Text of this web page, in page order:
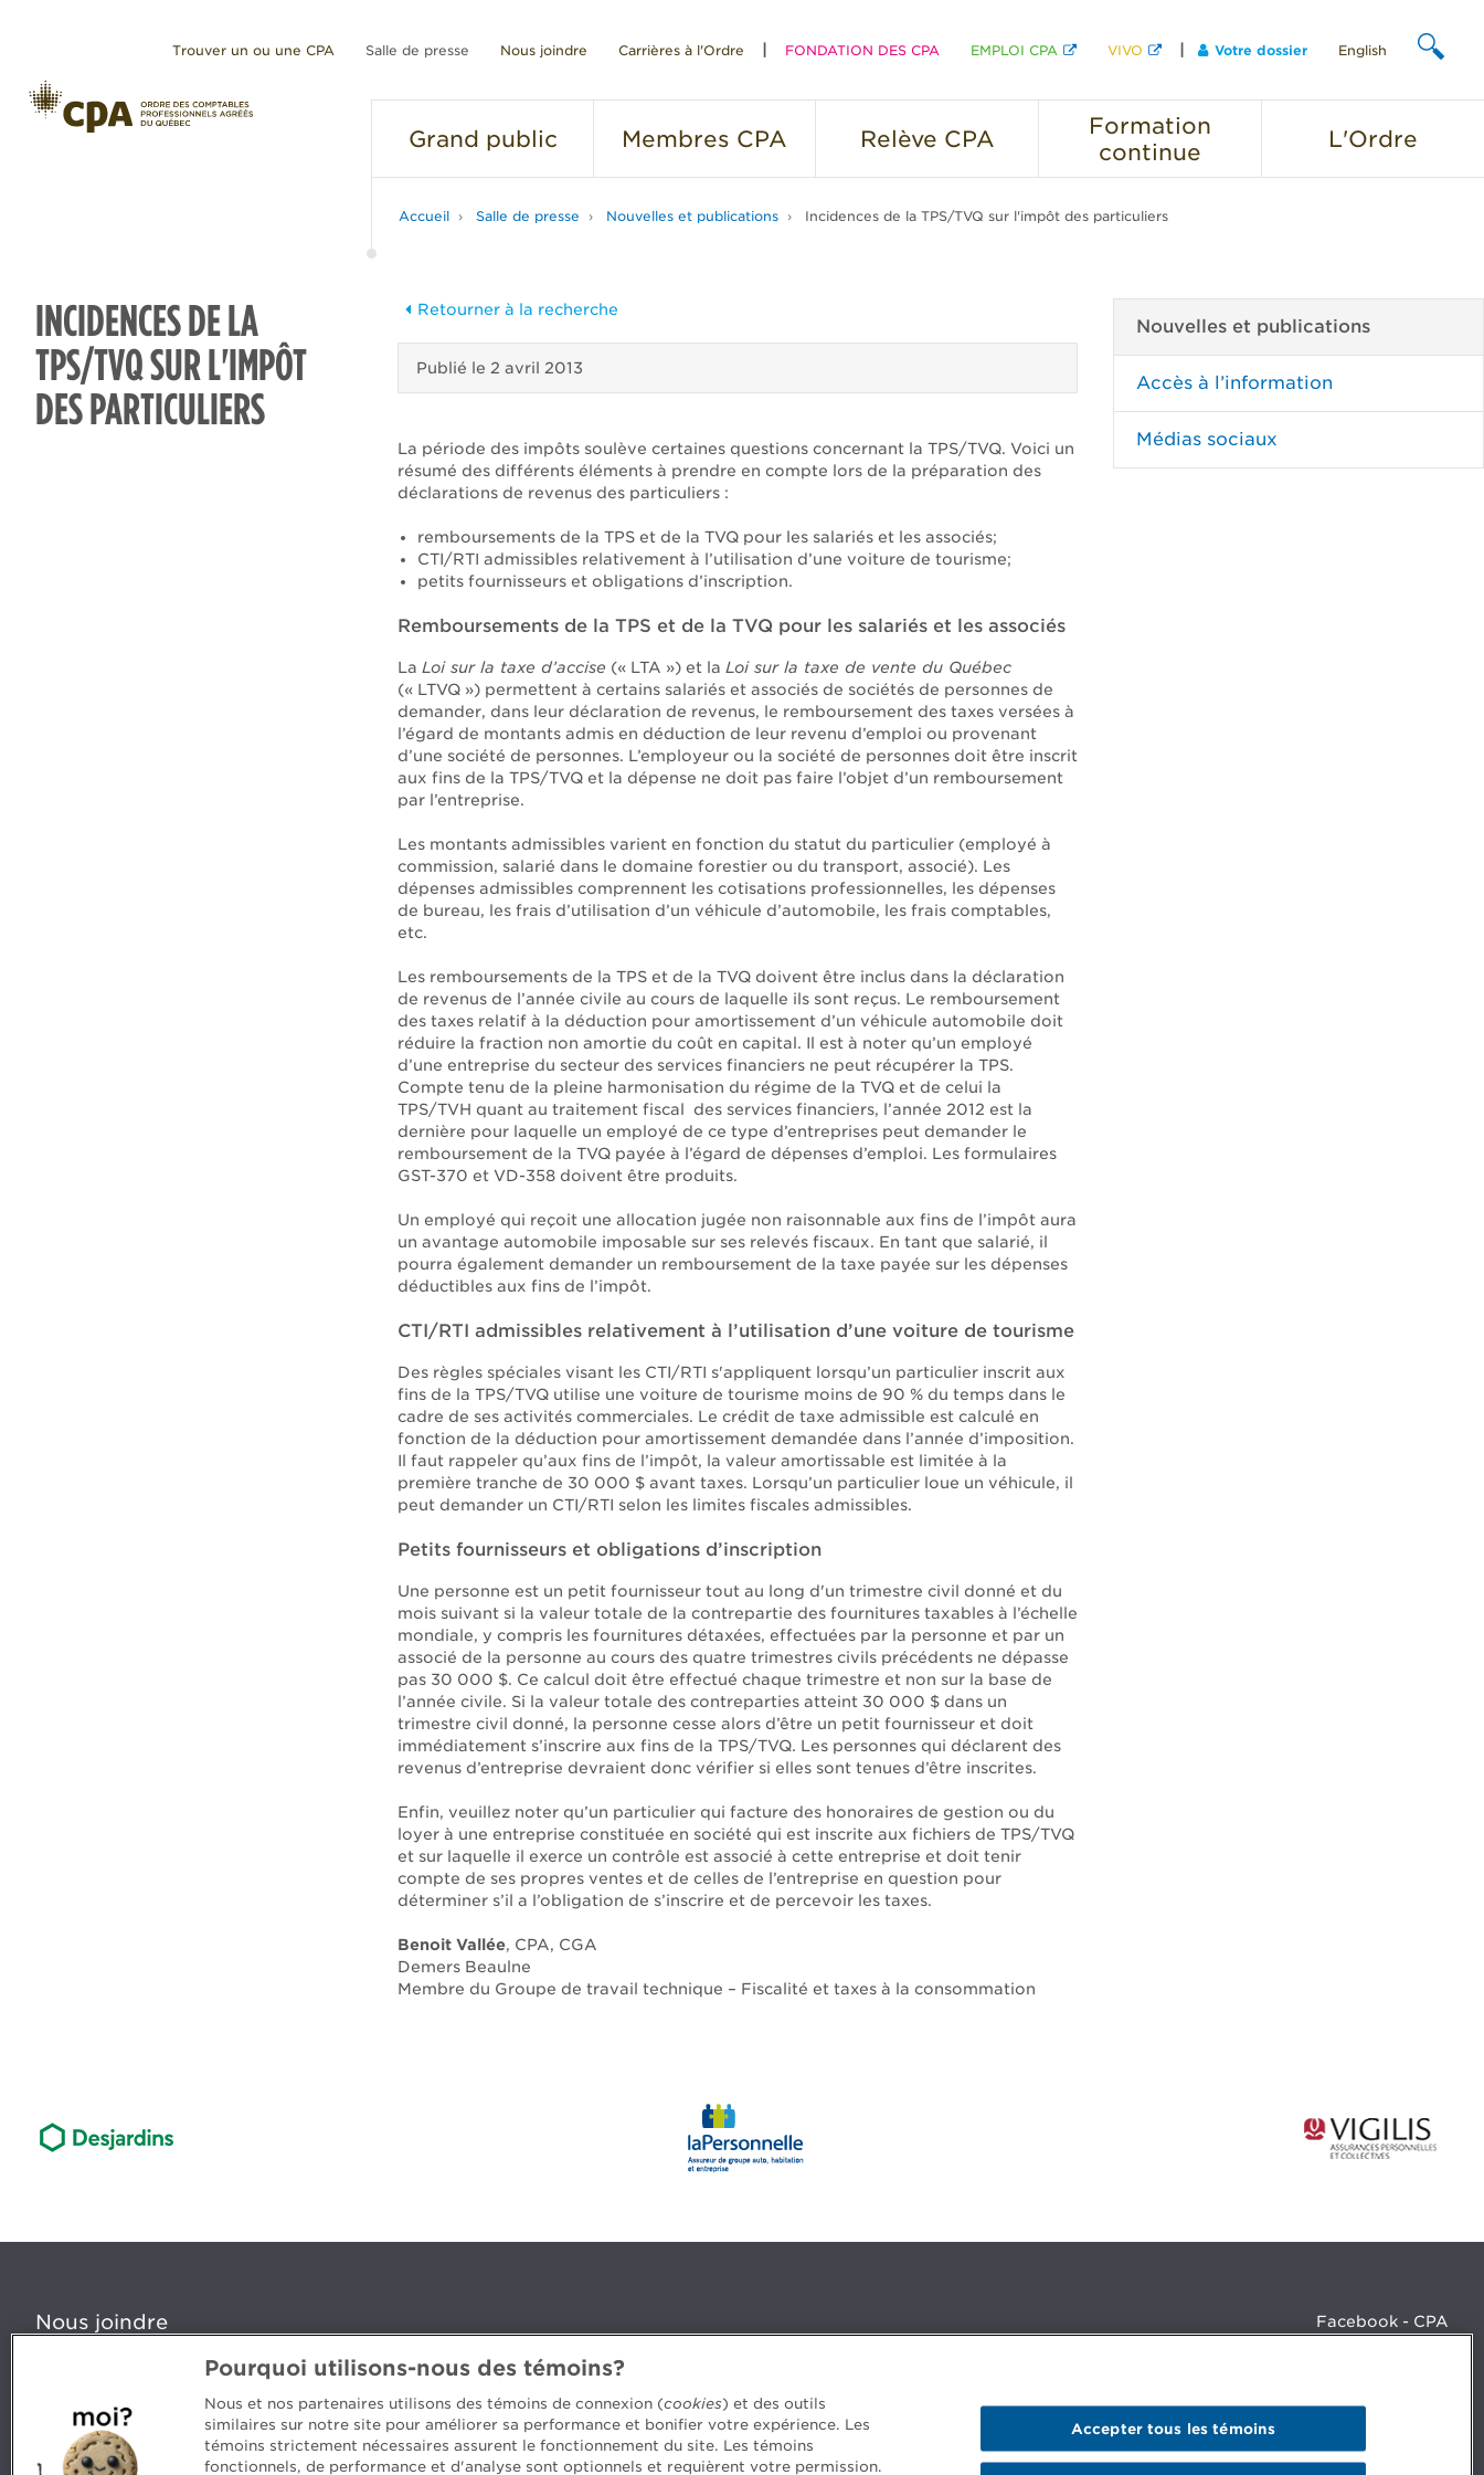
Trouver un ou une CPA Salle de presse Nous joindre Carrières à l'Ordre FONDATION DES CPA EMPLOI CPA VIVO Votre dossier English
Grand public Membres CPA Relève CPA
Formation
continue
L'Ordre
Accueil Salle de presse Nouvelles et publications Incidences de la TPS/TVQ sur l'impôt des particuliers
INCIDENCES DE LA
TPS/TVQ SUR L'IMPÔT
DES PARTICULIERS
Retourner à la recherche
Publié le 2 avril 2013
La période des impôts soulève certaines questions concernant la TPS/TVQ. Voici un
résumé des différents éléments à prendre en compte lors de la préparation des
déclarations de revenus des particuliers :
remboursements de la TPS et de la TVQ pour les salariés et les associés;
CTI/RTI admissibles relativement à l’utilisation d’une voiture de tourisme;
petits fournisseurs et obligations d’inscription.
Remboursements de la TPS et de la TVQ pour les salariés et les associés
La Loi sur la taxe d’accise (« LTA ») et la Loi sur la taxe de vente du Québec
(« LTVQ ») permettent à certains salariés et associés de sociétés de personnes de
demander, dans leur déclaration de revenus, le remboursement des taxes versées à
l’égard de montants admis en déduction de leur revenu d’emploi ou provenant
d’une société de personnes. L’employeur ou la société de personnes doit être inscrit
aux fins de la TPS/TVQ et la dépense ne doit pas faire l’objet d’un remboursement
par l’entreprise.
Les montants admissibles varient en fonction du statut du particulier (employé à
commission, salarié dans le domaine forestier ou du transport, associé). Les
dépenses admissibles comprennent les cotisations professionnelles, les dépenses
de bureau, les frais d’utilisation d’un véhicule d’automobile, les frais comptables,
etc.
Les remboursements de la TPS et de la TVQ doivent être inclus dans la déclaration
de revenus de l’année civile au cours de laquelle ils sont reçus. Le remboursement
des taxes relatif à la déduction pour amortissement d’un véhicule automobile doit
réduire la fraction non amortie du coût en capital. Il est à noter qu’un employé
d’une entreprise du secteur des services financiers ne peut récupérer la TPS.
Compte tenu de la pleine harmonisation du régime de la TVQ et de celui la
TPS/TVH quant au traitement fiscal des services financiers, l’année 2012 est la
dernière pour laquelle un employé de ce type d’entreprises peut demander le
remboursement de la TVQ payée à l’égard de dépenses d’emploi. Les formulaires
GST-370 et VD-358 doivent être produits.
Un employé qui reçoit une allocation jugée non raisonnable aux fins de l’impôt aura
un avantage automobile imposable sur ses relevés fiscaux. En tant que salarié, il
pourra également demander un remboursement de la taxe payée sur les dépenses
déductibles aux fins de l’impôt.
CTI/RTI admissibles relativement à l’utilisation d’une voiture de tourisme
Des règles spéciales visant les CTI/RTI s'appliquent lorsqu’un particulier inscrit aux
fins de la TPS/TVQ utilise une voiture de tourisme moins de 90 % du temps dans le
cadre de ses activités commerciales. Le crédit de taxe admissible est calculé en
fonction de la déduction pour amortissement demandée dans l’année d’imposition.
Il faut rappeler qu’aux fins de l’impôt, la valeur amortissable est limitée à la
première tranche de 30 000 $ avant taxes. Lorsqu’un particulier loue un véhicule, il
peut demander un CTI/RTI selon les limites fiscales admissibles.
Petits fournisseurs et obligations d’inscription
Une personne est un petit fournisseur tout au long d'un trimestre civil donné et du
mois suivant si la valeur totale de la contrepartie des fournitures taxables à l’échelle
mondiale, y compris les fournitures détaxées, effectuées par la personne et par un
associé de la personne au cours des quatre trimestres civils précédents ne dépasse
pas 30 000 $. Ce calcul doit être effectué chaque trimestre et non sur la base de
l’année civile. Si la valeur totale des contreparties atteint 30 000 $ dans un
trimestre civil donné, la personne cesse alors d’être un petit fournisseur et doit
immédiatement s’inscrire aux fins de la TPS/TVQ. Les personnes qui déclarent des
revenus d’entreprise devraient donc vérifier si elles sont tenues d’être inscrites.
Enfin, veuillez noter qu’un particulier qui facture des honoraires de gestion ou du
loyer à une entreprise constituée en société qui est inscrite aux fichiers de TPS/TVQ
et sur laquelle il exerce un contrôle est associé à cette entreprise et doit tenir
compte de ses propres ventes et de celles de l’entreprise en question pour
déterminer s’il a l’obligation de s’inscrire et de percevoir les taxes.
Benoit Vallée, CPA, CGA
Demers Beaulne
Membre du Groupe de travail technique – Fiscalité et taxes à la consommation
Nouvelles et publications
Accès à l’information
Médias sociaux
Nous joindre
5, Place Ville Marie, bureau 800, Montréal (Québec) H3B 2G2
Des questions? Faites appel à notre équipe >
Facebook - CPA
LinkedIn - 20 minutes CPA
LinkedIn - Emploi CPA
Pourquoi utilisons-nous des témoins?
Nous et nos partenaires utilisons des témoins de connexion (cookies) et des outils
similaires sur notre site pour améliorer sa performance et bonifier votre expérience. Les
témoins strictement nécessaires assurent le fonctionnement du site. Les témoins
fonctionnels, de performance et d'analyse sont optionnels et requièrent votre permission.
Accepter tous les témoins